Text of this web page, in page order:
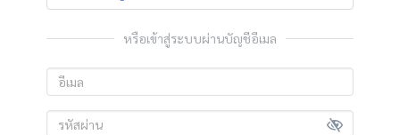
หรือเข้าสู่ระบบผ่านบัญชีอีเมล